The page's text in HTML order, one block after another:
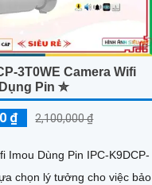
3T0WE Camera Wifi
Pin ✮
₫ 2,100,000 ₫
Imou Dùng Pin IPC-K9DCP-
chọn lý tưởng cho việc bảo